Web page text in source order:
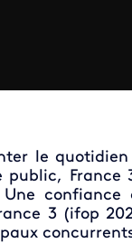
le
public, France
confiance
3 (ifop